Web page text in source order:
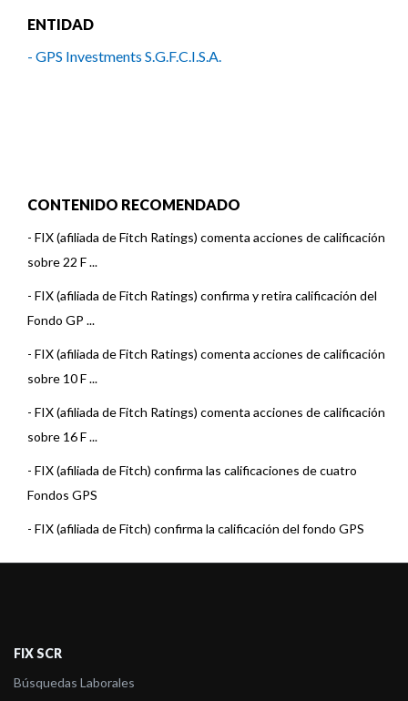
ENTIDAD
- GPS Investments S.G.F.C.I.S.A.
CONTENIDO RECOMENDADO
- FIX (afiliada de Fitch Ratings) comenta acciones de calificación
sobre 22 F ...
- FIX (afiliada de Fitch Ratings) confirma y retira calificación del
Fondo GP ...
- FIX (afiliada de Fitch Ratings) comenta acciones de calificación
sobre 10 F ...
- FIX (afiliada de Fitch Ratings) comenta acciones de calificación
sobre 16 F ...
- FIX (afiliada de Fitch) confirma las calificaciones de cuatro
Fondos GPS
- FIX (afiliada de Fitch) confirma la calificación del fondo GPS
- Fitch confirma la calificación en AA-/V4(arg) al fondo GPS
FIX SCR
Búsquedas Laborales